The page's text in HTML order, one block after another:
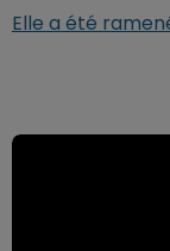
Elle a été